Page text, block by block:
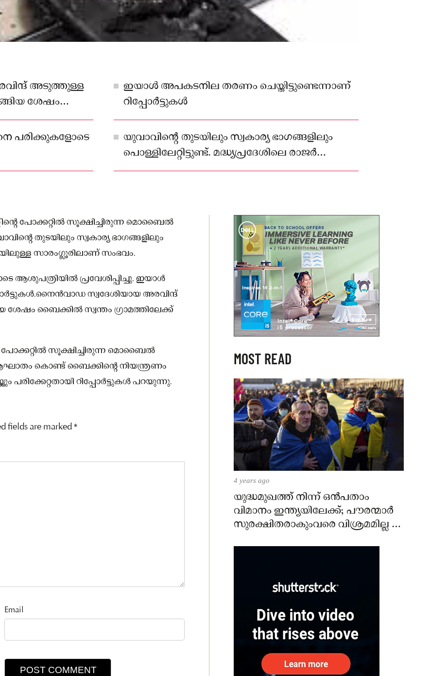
അടുത്തുള്ള
ശേഷം
ഇയാൾ അപകടനില തരണം ചെയ്തിട്ടുണ്ടെന്നാണ്
റിപ്പോർട്ടുകൾ
പരിക്കുകളോടെ
യുവാവിന്റെ തുടയിലും സ്വകാര്യ ഭാഗങ്ങളിലും
പൊള്ളിലേറ്റിട്ടുണ്ട്. മദ്ധ്യപ്രദേശിലെ രാജർ
ജില്ലയിലുള്ള സാരംഗ്ലൂരിലാണ് സംഭവം.
പോക്കറ്റിൽ സൂക്ഷിച്ചിരുന്ന മൊബൈൽ
തുടയിലും സ്വകാര്യ ഭാഗങ്ങളിലും
സാരംഗ്ലൂരിലാണ് സംഭവം.
ആശുപത്രിയിൽ പ്രവേശിപ്പിച്ചു. ഇയാൾ
സ്വദേശിയായ അരവിന്ദ്
ശേഷം ബൈക്കിൽ സ്വന്തം ഗ്രാമത്തിലേക്ക്
പോക്കറ്റിൽ സൂക്ഷിച്ചിരുന്ന മൊബൈൽ
കൊണ്ട് ബൈക്കിന്റെ നിയന്ത്രണം
റിപ്പോർട്ടുകൾ പറയുന്നു.
fields are marked*
Email
MOST READ
4 years ago
യുദ്ധമുഖത്ത് നിന്ന് ഒൻപതാം
വിമാനം ഇന്ത്യയിലേക്ക്; പൗരന്മാർ
സുരക്ഷിതരാകുംവരെ വിശ്രമമില്ല –